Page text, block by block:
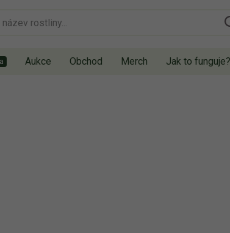
Aukce Obchod Merch Jak to funguje?